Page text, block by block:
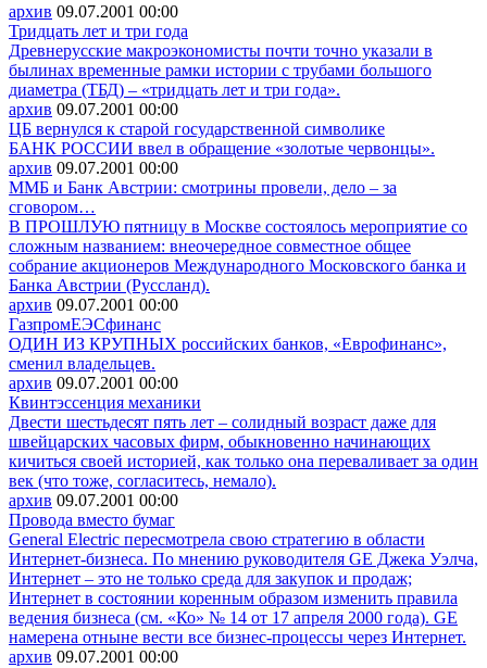
архив 09.07.2001 00:00
Тридцать лет и три года
Древнерусские макроэкономисты почти точно указали в
былинах временные рамки истории с трубами большого
диаметра (ТБД) – «тридцать лет и три года».
архив 09.07.2001 00:00
ЦБ вернулся к старой государственной символике
БАНК РОССИИ ввел в обращение «золотые червонцы».
архив 09.07.2001 00:00
ММБ и Банк Австрии: смотрины провели, дело – за
сговором…
В ПРОШЛУЮ пятницу в Москве состоялось мероприятие со
сложным названием: внеочередное совместное общее
собрание акционеров Международного Московского банка и
Банка Австрии (Руссланд).
архив 09.07.2001 00:00
ГазпромЕЭСфинанс
ОДИН ИЗ КРУПНЫХ российских банков, «Еврофинанс»,
сменил владельцев.
архив 09.07.2001 00:00
Квинтэссенция механики
Двести шестьдесят пять лет – солидный возраст даже для
швейцарских часовых фирм, обыкновенно начинающих
кичиться своей историей, как только она переваливает за один
век (что тоже, согласитесь, немало).
архив 09.07.2001 00:00
Провода вместо бумаг
General Electric пересмотрела свою стратегию в области
Интернет-бизнеса. По мнению руководителя GE Джека Уэлча,
Интернет – это не только среда для закупок и продаж;
Интернет в состоянии коренным образом изменить правила
ведения бизнеса (см. «Ко» № 14 от 17 апреля 2000 года). GE
намерена отныне вести все бизнес-процессы через Интернет.
архив 09.07.2001 00:00